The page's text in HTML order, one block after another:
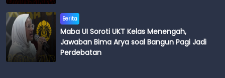
Berita
Maba UI Soroti UKT Kelas Menengah,
Jawaban Bima Arya soal Bangun Pagi Jadi
Perdebatan